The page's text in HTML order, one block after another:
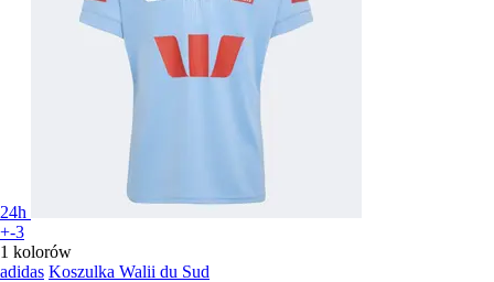
24h
+-3
1 kolorów
adidas Koszulka Walii du Sud